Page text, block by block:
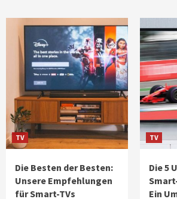
TV
Die Besten der Besten:
Unsere Empfehlungen
für Smart-TVs
TV
Die 5
Ein